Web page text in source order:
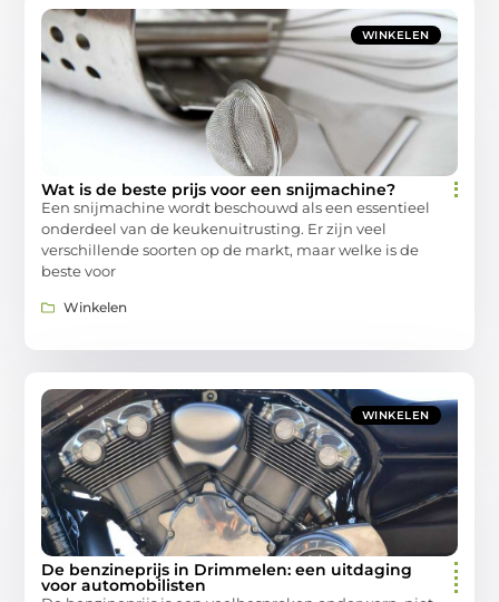
WINKELEN
Wat is de beste prijs voor een snijmachine?
Een snijmachine wordt beschouwd als een essentieel
onderdeel van de keukenuitrusting. Er zijn veel
verschillende soorten op de markt, maar welke is de
beste voor
Winkelen
WINKELEN
De benzineprijs in Drimmelen: een uitdaging
voor automobilisten